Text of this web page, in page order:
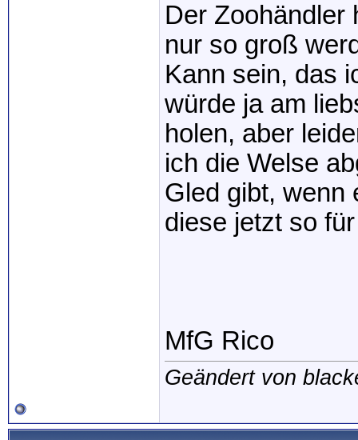
Der Zoohändler
nur so groß
Kann sein, das
würde ja am
holen, aber
ich die Welse
Gled gibt, wenn
diese jetzt so
MfG Rico
Geändert von